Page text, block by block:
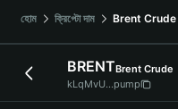
Italiano
简体中文
繁體中文
হোম ক্রিপ্টো দাম Brent Crude
BRENTBrent Crude
kLqMvU...pump